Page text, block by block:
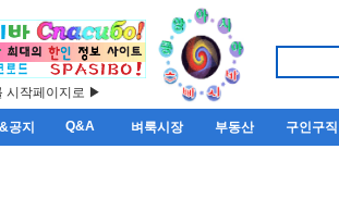
시작페이지로 ▶
공지 Q&A 벼룩시장 부동산 구인구직